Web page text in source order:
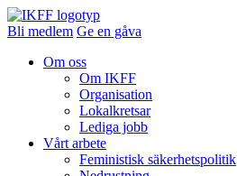
Bli medlem Ge en gåva
Om oss
Om IKFF
Organisation
Lokalkretsar
Lediga jobb
Vårt arbete
Feministisk säkerhetspolitik